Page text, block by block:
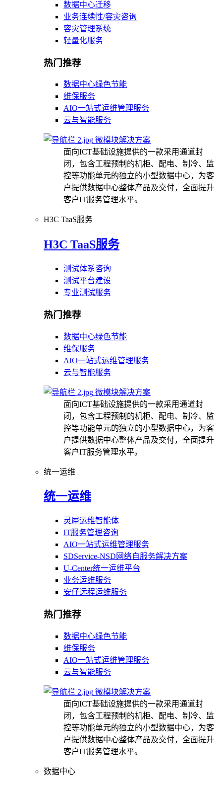
数据中心迁移
业务连续性/容灾咨询
容灾管理系统
轻量化服务
热门推荐
数据中心绿色节能
维保服务
AIO一站式运维管理服务
云与智能服务
微模块解决方案
面向ICT基础设施提供的一款采用通道封
闭，包含工程预制的机柜、配电、制冷、监
控等功能单元的独立的小型数据中心，为客
户提供数据中心整体产品及交付，全面提升
客户IT服务管理水平。
H3C TaaS服务
H3C TaaS服务
测试体系咨询
测试平台建设
专业测试服务
热门推荐
数据中心绿色节能
维保服务
AIO一站式运维管理服务
云与智能服务
微模块解决方案
面向ICT基础设施提供的一款采用通道封
闭，包含工程预制的机柜、配电、制冷、监
控等功能单元的独立的小型数据中心，为客
户提供数据中心整体产品及交付，全面提升
客户IT服务管理水平。
统一运维
统一运维
灵犀运维智能体
IT服务管理咨询
AIO一站式运维管理服务
SDService-NSD网络自服务解决方案
U-Center统一运维平台
业务运维服务
安仔远程运维服务
热门推荐
数据中心绿色节能
维保服务
AIO一站式运维管理服务
云与智能服务
微模块解决方案
面向ICT基础设施提供的一款采用通道封
闭，包含工程预制的机柜、配电、制冷、监
控等功能单元的独立的小型数据中心，为客
户提供数据中心整体产品及交付，全面提升
客户IT服务管理水平。
数据中心